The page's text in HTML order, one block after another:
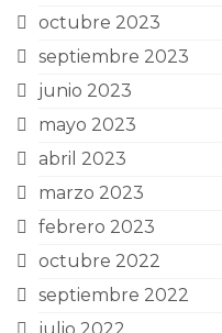
octubre 2023
septiembre 2023
junio 2023
mayo 2023
abril 2023
marzo 2023
febrero 2023
octubre 2022
septiembre 2022